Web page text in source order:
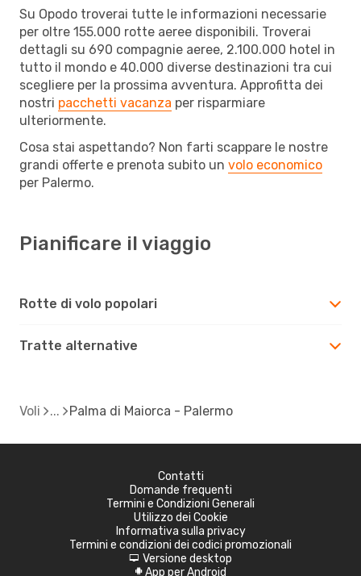
Su Opodo troverai tutte le informazioni necessarie
per oltre 155.000 rotte aeree disponibili. Troverai
dettagli su 690 compagnie aeree, 2.100.000 hotel in
tutto il mondo e 40.000 diverse destinazioni tra cui
scegliere per la prossima avventura. Approfitta dei
nostri pacchetti vacanza per risparmiare
ulteriormente.
Cosa stai aspettando? Non farti scappare le nostre
grandi offerte e prenota subito un volo economico
per Palermo.
Pianificare il viaggio
Rotte di volo popolari
Tratte alternative
Voli Palma di Maiorca - Palermo
Contatti
Domande frequenti
Termini e Condizioni Generali
Utilizzo dei Cookie
Informativa sulla privacy
Termini e condizioni dei codici promozionali
d Versione desktop
A App per Android